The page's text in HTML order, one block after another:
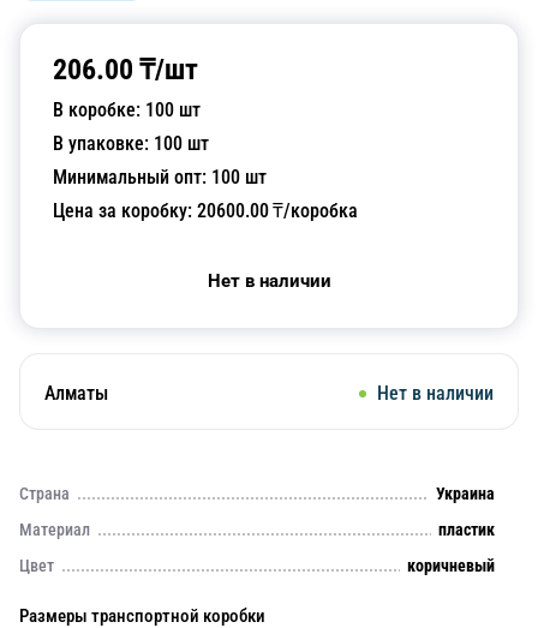
206.00 ₸/шт
В коробке: 100 шт
В упаковке: 100 шт
Минимальный опт: 100 шт
Цена за коробку: 20600.00₸/коробка
Нет в наличии
Алматы Нет в наличии
Страна
Украина
Материал
пластик
Цвет
коричневый
Размеры транспортной коробки